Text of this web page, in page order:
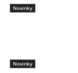
Novinky
Novinky